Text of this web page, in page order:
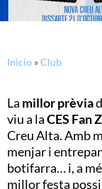
Inicio »Club
La millor prèvia
viu a laCES Fan
Creu Alta. Amb
menjar i
botifarra… i, a
millor festa